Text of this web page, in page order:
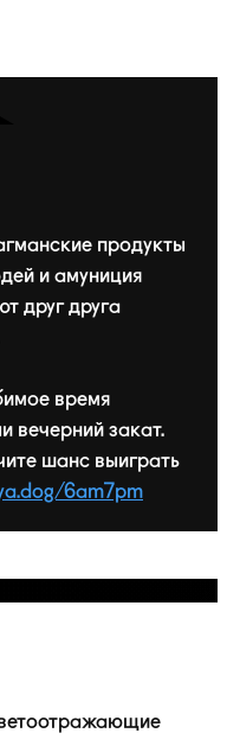
продукты
и амуниция
друг друга
время
вечерний закат.
шанс выиграть
6am7pm